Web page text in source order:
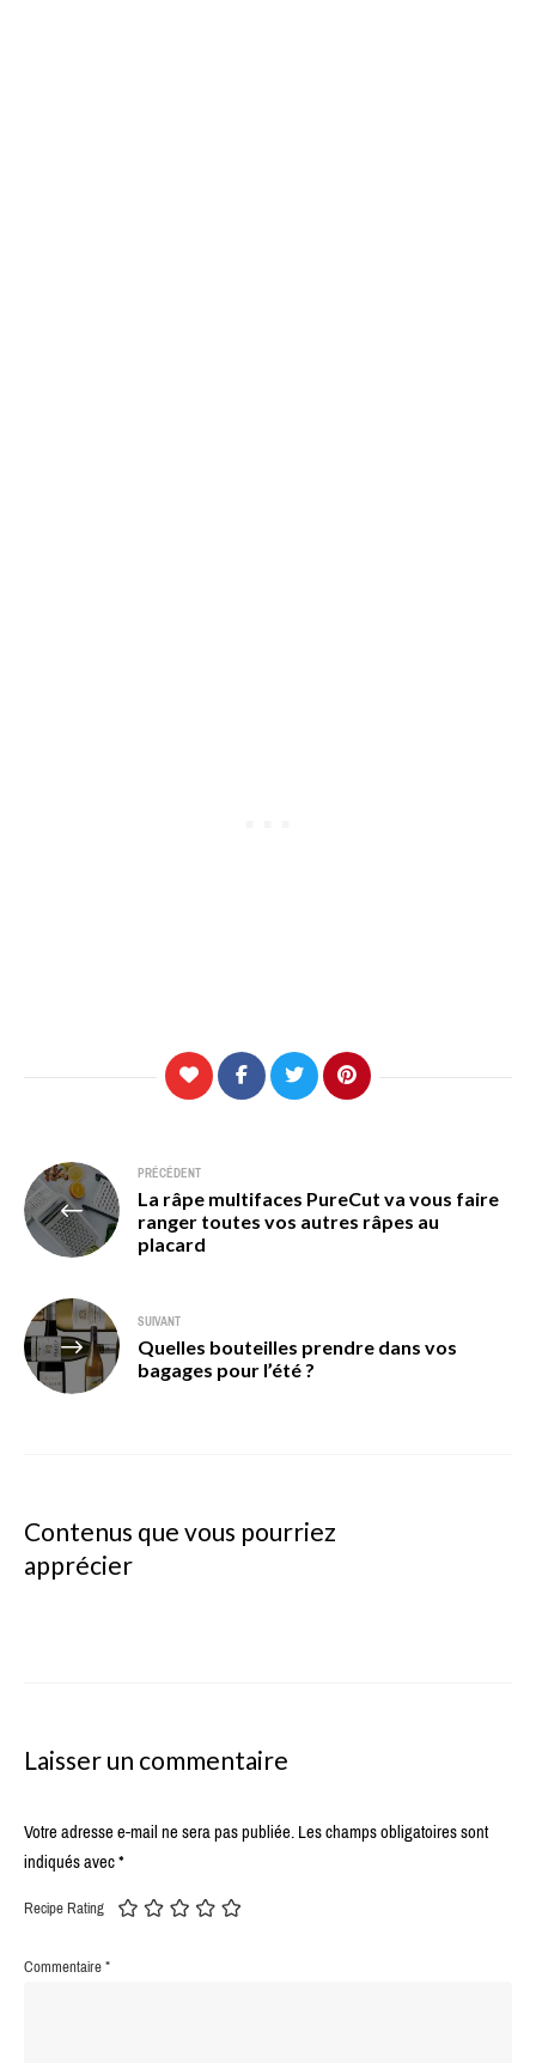
Navigation
de
l’article
PRÉCÉDENT
La râpe multifaces PureCut va vous faire
ranger toutes vos autres râpes au
placard
SUIVANT
Quelles bouteilles prendre dans vos
bagages pour l’été ?
Contenus que vous pourriez
apprécier
Laisser un commentaire
Votre adresse e-mail ne sera pas publiée.Les champs obligatoires sont
indiqués avec*
Recipe Rating
Commentaire*